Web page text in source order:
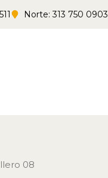
Norte: 313 750 0903
08